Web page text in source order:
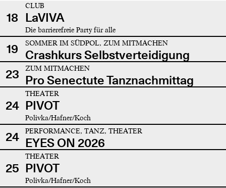
18
CLUB
LaVIVA
Die barrierefreie Party für alle
19 SOMMER IM SÜDPOL, ZUM MITMACHEN
Crashkurs Selbstverteidigung
23
ZUM MITMACHEN
Pro Senectute Tanznachmittag
24
THEATER
PIVOT
Polivka/Hafner/Koch
24 PERFORMANCE, TANZ, THEATER
EYES ON 2026
25
THEATER
PIVOT
Polivka/Hafner/Koch